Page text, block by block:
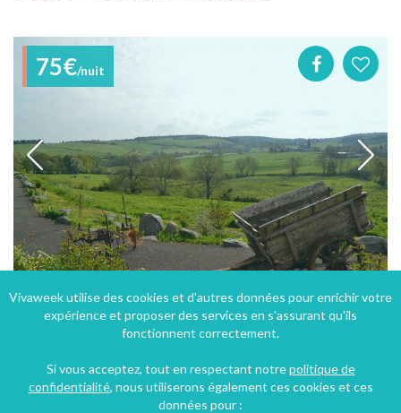
75€/nuit
Chambre d'hôtes
10 chambres 10 personnes
Vivaweek utilise des cookies et d'autres données pour enrichir votre
expérience et proposer des services en s'assurant qu'ils
fonctionnent correctement.
Si vous acceptez, tout en respectant notrepolitique de
confidentialité, nous utiliserons également ces cookies et ces
données pour :